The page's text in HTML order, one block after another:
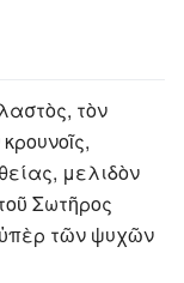
τὸν
μελιδὸν
Σωτῆρος
τῶν ψυχῶν